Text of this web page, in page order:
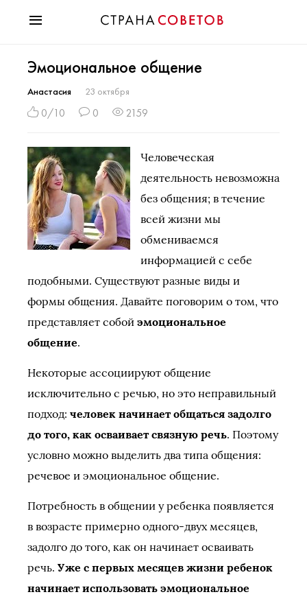
Мода
Звезды
Гороскопы
Психология
Хобби
Разное
Праздники
Эмоциональное общение
Анастасия 23 октября
0/10 0 2159
Человеческая
деятельность невозможна
без общения; в течение
всей жизни мы
обмениваемся
информацией с себе
подобными. Существуют разные виды и
формы общения. Давайте поговорим о том, что
представляет собой эмоциональное
общение.
Некоторые ассоциируют общение
исключительно с речью, но это неправильный
подход: человек начинает общаться задолго
до того, как осваивает связную речь. Поэтому
условно можно выделить два типа общения:
речевое и эмоциональное общение.
Потребность в общении у ребенка появляется
в возрасте примерно одного-двух месяцев,
задолго до того, как он начинает осваивать
речь. Уже с первых месяцев жизни ребенок
начинает использовать эмоциональное